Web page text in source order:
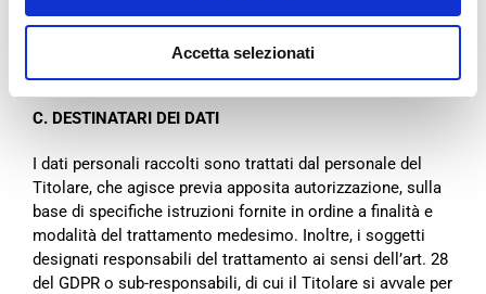
Accetta selezionati
secondadelle tue impostazioni, potrebbero anche
mostrare queste azioni sul tuo profilo del social media,
C. DESTINATARI DEI DATI
I dati personali raccolti sono trattati dal personale del
Titolare, che agisce previa apposita autorizzazione, sulla
base di specifiche istruzioni fornite in ordine a finalità e
modalità del trattamento medesimo. Inoltre, i soggetti
designati responsabili del trattamento ai sensi dell’art. 28
del GDPR o sub-responsabili, di cui il Titolare si avvale per